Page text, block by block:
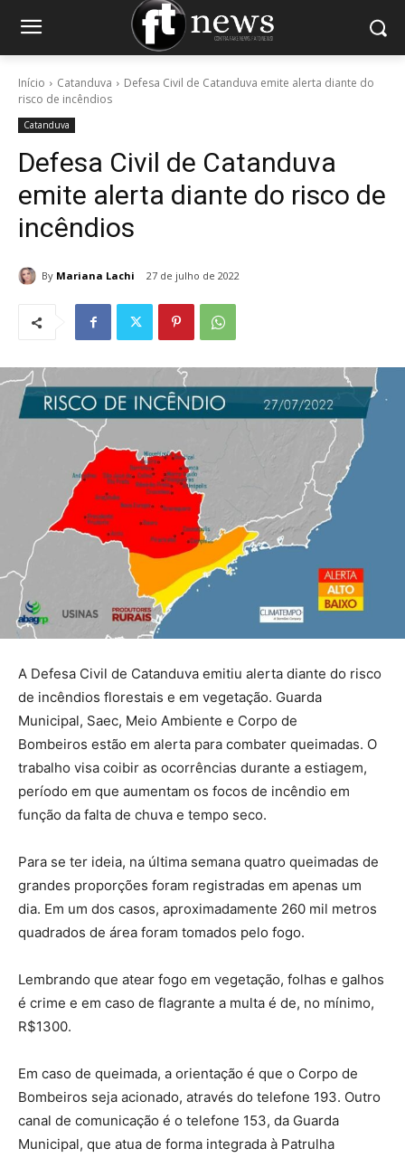
Início Catanduva
Defesa Civil de Catanduva emite alerta diante do
risco de incêndios
Catanduva
Defesa Civil de Catanduva
emite alerta diante do risco de
incêndios
By Mariana Lachi 27 de julho de 2022
A Defesa Civil de Catanduva emitiu alerta diante do risco
de incêndios florestais e em vegetação. Guarda
Municipal, Saec, Meio Ambiente e Corpo de
Bombeiros estão em alerta para combater queimadas. O
trabalho visa coibir as ocorrências durante a estiagem,
período em que aumentam os focos de incêndio em
função da falta de chuva e tempo seco.
Para se ter ideia, na última semana quatro queimadas de
grandes proporções foram registradas em apenas um
dia. Em um dos casos, aproximadamente 260 mil metros
quadrados de área foram tomados pelo fogo.
Lembrando que atear fogo em vegetação, folhas e galhos
é crime e em caso de flagrante a multa é de, no mínimo,
R$1300.
Em caso de queimada, a orientação é que o Corpo de
Bombeiros seja acionado, através do telefone 193. Outro
canal de comunicação é o telefone 153, da Guarda
Municipal, que atua de forma integrada à Patrulha